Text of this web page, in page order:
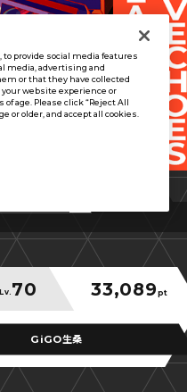
Lv. 70 33,089 pt
GiGO生桑
provide social media features
media, advertising and
or that they have collected
website experience or
age. Please click “Reject All
or older, and accept all cookies.